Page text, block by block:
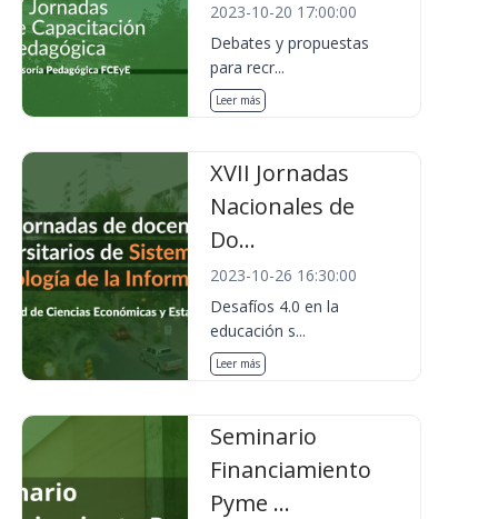
2023-10-20 17:00:00
Debates y propuestas
para recr...
Leer más
XVII Jornadas
Nacionales de
Do...
2023-10-26 16:30:00
Desafíos 4.0 en la
educación s...
Leer más
Seminario
Financiamiento
Pyme ...